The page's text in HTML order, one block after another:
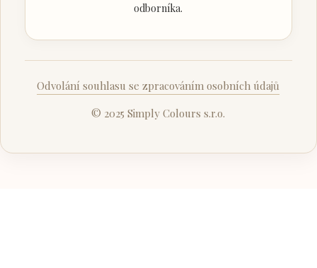
odborníka.
Odvolání souhlasu se zpracováním osobních údajů
© 2025 Simply Colours s.r.o.